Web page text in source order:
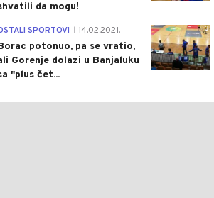
da mogu!
3
SPORTOVI 14.02.2021.
potonuo, pa se vratio,
Gorenje dolazi u Banjaluku
"plus čet...